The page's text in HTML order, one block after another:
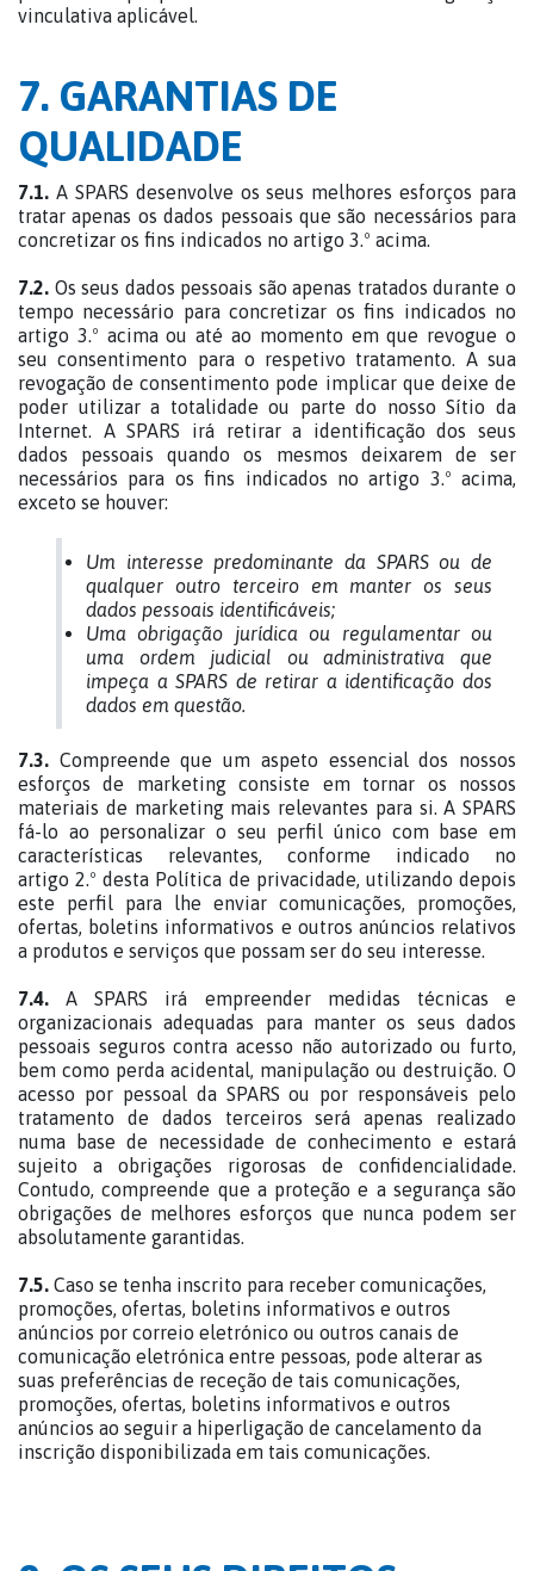
vinculativa aplicável.
7. GARANTIAS DE
QUALIDADE
7.1. A SPARS desenvolve os seus melhores esforços para
tratar apenas os dados pessoais que são necessários para
concretizar os fins indicados no artigo 3.º acima.
7.2. Os seus dados pessoais são apenas tratados durante o
tempo necessário para concretizar os fins indicados no
artigo 3.º acima ou até ao momento em que revogue o
seu consentimento para o respetivo tratamento. A sua
revogação de consentimento pode implicar que deixe de
poder utilizar a totalidade ou parte do nosso Sítio da
Internet. A SPARS irá retirar a identificação dos seus
dados pessoais quando os mesmos deixarem de ser
necessários para os fins indicados no artigo 3.º acima,
exceto se houver:
Um interesse predominante da SPARS ou de
qualquer outro terceiro em manter os seus
dados pessoais identificáveis;
Uma obrigação jurídica ou regulamentar ou
uma ordem judicial ou administrativa que
impeça a SPARS de retirar a identificação dos
dados em questão.
7.3. Compreende que um aspeto essencial dos nossos
esforços de marketing consiste em tornar os nossos
materiais de marketing mais relevantes para si. A SPARS
fá-lo ao personalizar o seu perfil único com base em
características relevantes, conforme indicado no
artigo 2.º desta Política de privacidade, utilizando depois
este perfil para lhe enviar comunicações, promoções,
ofertas, boletins informativos e outros anúncios relativos
a produtos e serviços que possam ser do seu interesse.
7.4. A SPARS irá empreender medidas técnicas e
organizacionais adequadas para manter os seus dados
pessoais seguros contra acesso não autorizado ou furto,
bem como perda acidental, manipulação ou destruição. O
acesso por pessoal da SPARS ou por responsáveis pelo
tratamento de dados terceiros será apenas realizado
numa base de necessidade de conhecimento e estará
sujeito a obrigações rigorosas de confidencialidade.
Contudo, compreende que a proteção e a segurança são
obrigações de melhores esforços que nunca podem ser
absolutamente garantidas.
7.5. Caso se tenha inscrito para receber comunicações,
promoções, ofertas, boletins informativos e outros
anúncios por correio eletrónico ou outros canais de
comunicação eletrónica entre pessoas, pode alterar as
suas preferências de receção de tais comunicações,
promoções, ofertas, boletins informativos e outros
anúncios ao seguir a hiperligação de cancelamento da
inscrição disponibilizada em tais comunicações.